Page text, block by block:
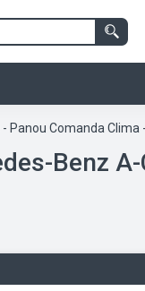
Panou Comanda Clima
A-